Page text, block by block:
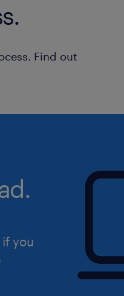
Montréal ;
Cette offre
intéresse?
Visitez
Envoyez
Find out
you